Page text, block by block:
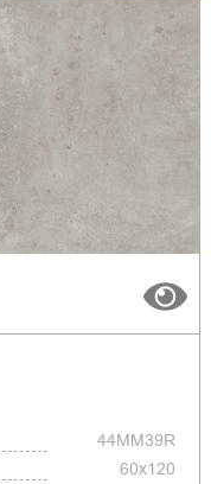
44MM39R
60х120